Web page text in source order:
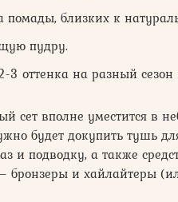
помады, близких к
пудру.
оттенка на разный сезон
сет вполне уместится в
будет докупить тушь
и подводку, а также
бронзеры и хайлайтеры